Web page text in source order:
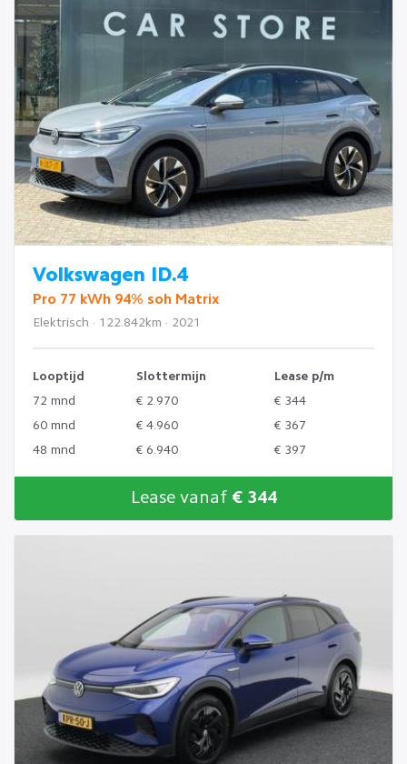
Volkswagen ID.4
Pro 77 kWh 94% soh Matrix
Elektrisch · 122.842km · 2021
Looptijd Slottermijn
Lease p/m
72 mnd
€ 2.970
€ 344
60 mnd
€ 4.960
€ 367
48 mnd
€ 6.940 € 397
Lease vanaf € 344